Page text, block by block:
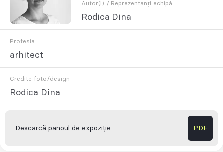
Autor(i) / Reprezentanți echipă
Rodica Dina
Profesia
arhitect
Credite foto/design
Rodica Dina
Descarcă panoul de expoziție PDF